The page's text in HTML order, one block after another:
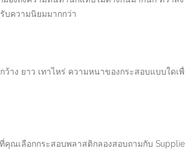
บความนิยมมากกว่า
ง ยาว เทาไหร่ ความหนาของกระสอบแบบใดเ
เลือกกระสอบพลาสติกลองสอบถามกับ